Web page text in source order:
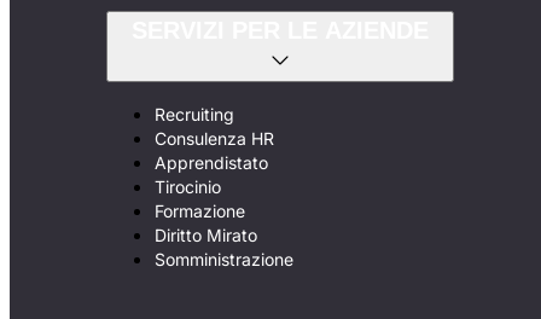
Recruiting
Consulenza HR
Apprendistato
Tirocinio
Formazione
Diritto Mirato
Somministrazione